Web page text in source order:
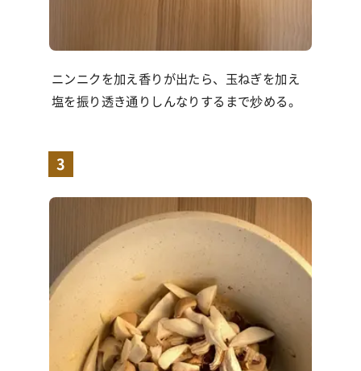
ニンニクを加え香りが出たら、玉ねぎを加え
塩を振り透き通りしんなりするまで炒める。
3